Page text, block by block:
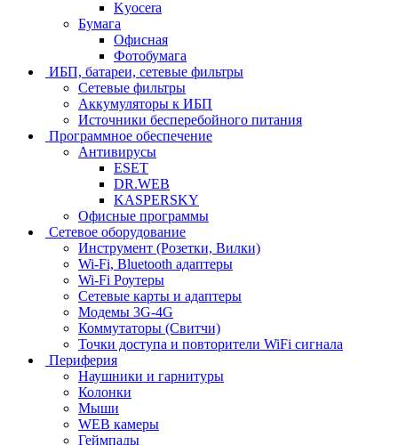
Kyocera
Бумага
Офисная
Фотобумага
ИБП, батареи, сетевые фильтры
Сетевые фильтры
Аккумуляторы к ИБП
Источники бесперебойного питания
Программное обеспечение
Антивирусы
ESET
DR.WEB
KASPERSKY
Офисные программы
Сетевое оборудование
Инструмент (Розетки, Вилки)
Wi-Fi, Bluetooth адаптеры
Wi-Fi Роутеры
Сетевые карты и адаптеры
Модемы 3G-4G
Коммутаторы (Свитчи)
Точки доступа и повторители WiFi сигнала
Периферия
Наушники и гарнитуры
Колонки
Мыши
WEB камеры
Геймпады